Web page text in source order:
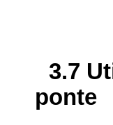
3.7
ponte